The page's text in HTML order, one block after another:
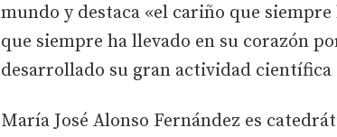
mundo y destaca «el cariño que
que siempre ha llevado en su corazón
desarrollado su gran actividad científica
María José Alonso Fernández es